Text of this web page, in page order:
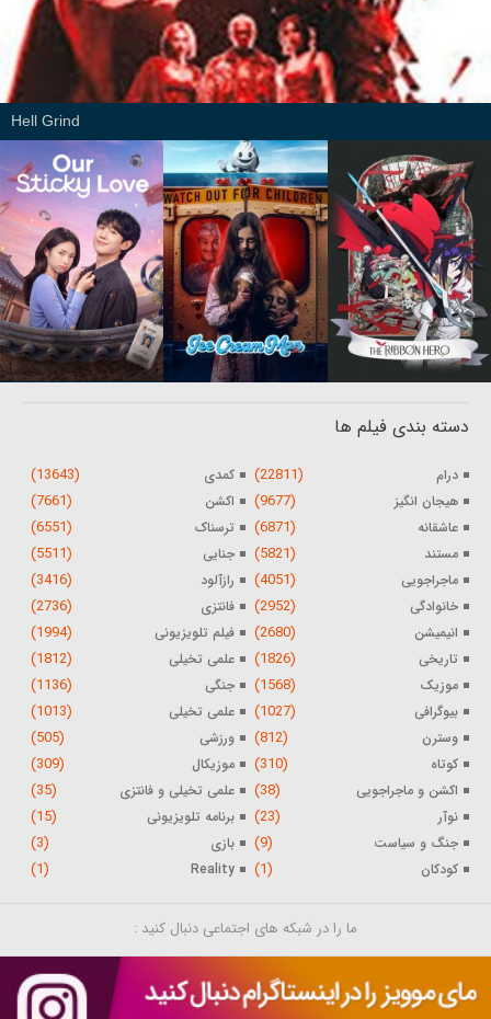
Hell Grind
دسته بندی فیلم ها
درام (22811) کمدی (13643)
هیجان انگیز (9677) اکشن (7661)
عاشقانه (6871) ترسناک (6551)
مستند (5821) جنایی (5511)
ماجراجویی (4051) رازآلود (3416)
خانوادگی (2952) فانتزی (2736)
انیمیشن (2680) فیلم تلویزیونی (1994)
تاریخی (1826) علمی تخیلی (1812)
موزیک (1568) جنگی (1136)
بیوگرافی (1027) علمی تخیلی (1013)
وسترن (812) ورزشی (505)
کوتاه (310) موزیکال (309)
اکشن و ماجراجویی (38) علمی تخیلی و فانتزی (35)
نوآر (23) برنامه تلویزیونی (15)
جنگ و سیاست (9) بازی (3)
کودکان (1)
Reality
(1)
ما را در شبکه های اجتماعی دنبال کنید :